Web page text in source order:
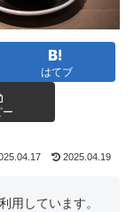
はてブ
ー
2025.04.19
用しています。